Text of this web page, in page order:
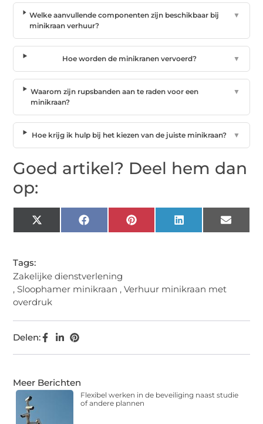
Welke aanvullende componenten zijn beschikbaar bij
minikraan verhuur?
▼
Hoe worden de minikranen vervoerd? ▼
Waarom zijn rupsbanden aan te raden voor een
minikraan?
▼
Hoe krijg ik hulp bij het kiezen van de juiste minikraan? ▼
Goed artikel? Deel hem dan
op:
X
Facebook Pinterest LinkedIn Email
Tags:
Zakelijke dienstverlening
, Sloophamer minikraan ,Verhuur minikraan met
overdruk
Delen:
Meer Berichten
Flexibel werken in de beveiliging naast studie
of andere plannen